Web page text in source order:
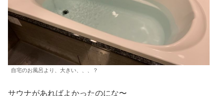
自宅のお風呂より、大きい、、、？
サウナがあればよかったのにな〜